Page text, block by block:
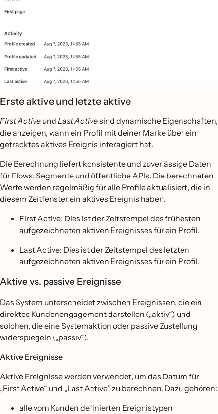
Erste aktive und letzte aktive
First Active und Last Activesind dynamische Eigenschaften,
die anzeigen, wann ein Profil mit deiner Marke über ein
getracktes aktives Ereignis interagiert hat.
Die Berechnung liefert konsistente und zuverlässige Daten
für Flows, Segmente und öffentliche APIs. Die berechneten
Werte werden regelmäßig für alle Profile aktualisiert, die in
diesem Zeitfenster ein aktives Ereignis haben.
First Active: Dies ist der Zeitstempel des frühesten
aufgezeichneten aktiven Ereignisses für ein Profil.
Last Active: Dies ist der Zeitstempel des letzten
aufgezeichneten aktiven Ereignisses für ein Profil.
Aktive vs. passive Ereignisse
Das System unterscheidet zwischen Ereignissen, die ein
direktes Kundenengagement darstellen („aktiv“) und
solchen, die eine Systemaktion oder passive Zustellung
widerspiegeln („passiv“).
Aktive Ereignisse
Aktive Ereignisse werden verwendet, um das Datum für
„First Active“ und „Last Active“ zu berechnen. Dazu gehören:
alle vom Kunden definierten Ereignistypen